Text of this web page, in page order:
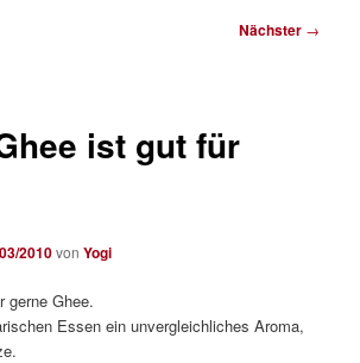
Nächster →
ist gut für
2010vonYogi
gerne Ghee.
Essen ein unvergleichliches Aroma,